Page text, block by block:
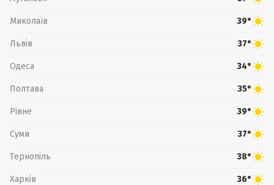
Миколаїв 39°
Львів 37°
Одеса 34°
Полтава 35°
Рівне 39°
Суми 37°
Тернопіль 38°
Харків 36°